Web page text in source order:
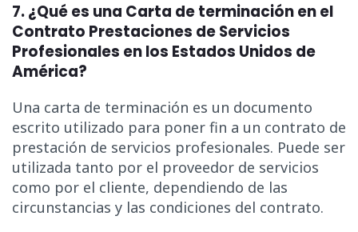
7. ¿Qué es una Carta de terminación en el
Contrato Prestaciones de Servicios
Profesionales en los Estados Unidos de
América?
Una carta de terminación es un documento
escrito utilizado para poner fin a un contrato de
prestación de servicios profesionales. Puede ser
utilizada tanto por el proveedor de servicios
como por el cliente, dependiendo de las
circunstancias y las condiciones del contrato.